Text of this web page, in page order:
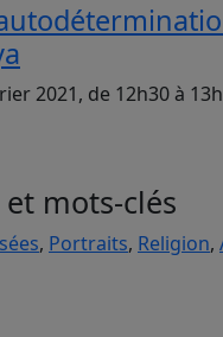
2021, de 12h30 à
mots-clés
, Portraits, Religion,